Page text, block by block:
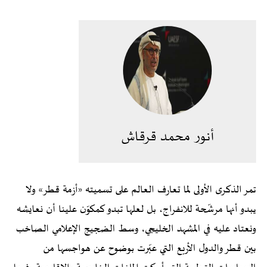
أنور محمد قرقاش
تمر الذكرى الأولى لما تعارف العالم على تسميته «أزمة قطر» ولا
يبدو أنها مرشّحة للانفراج، بل لعلها تبدو كمكوّن علينا أن نعايشه
ونعتاد عليه في المشهد الخليجي، وسط الضجيج الإعلامي الصاخب
بين قطر والدول الأربع التي عبّرت بوضوح عن هواجسها من